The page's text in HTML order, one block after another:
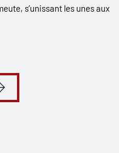
s’unissant les unes aux